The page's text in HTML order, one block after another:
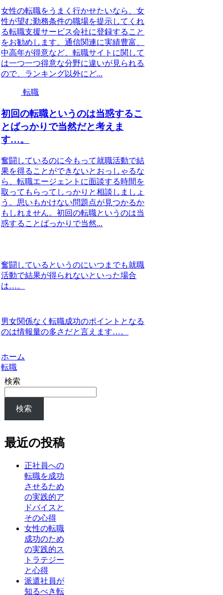
女性の転職をうまく行かせたいなら、女
性が望む勤務条件の職場を提示してくれ
る転職支援サービス会社に登録すること
をお勧めします。通信関連に実績豊富、
中高年が得意など、転職サイトに関して
は一つ一つ得意な分野に違いが見られる
ので、ランキング以外にど...
転職
初回の転職というのは当惑するこ
とばっかりで当然だと考えま
す…。
奮闘しているのに今もって就職活動で結
果を得ることができないとおっしゃるな
ら、転職エージェントに面談する時間を
取ってもらってしっかりと相談しましょ
う。思いもかけない問題点が見つかるか
もしれません。初回の転職というのは当
惑することばっかりで当然...
奮闘しているというのにいつまでも就職
活動で結果が得られないといった場合
は…。
男女関係なく転職成功のポイントとなる
のは情報量の多さだと言えます…。
ホーム
転職
検索
検索
最近の投稿
正社員への
転職を成功
させるため
の実践的ア
ドバイスと
その心得
女性の転職
成功のため
の実践的ス
トラテジー
と心得
派遣社員が
知るべき転